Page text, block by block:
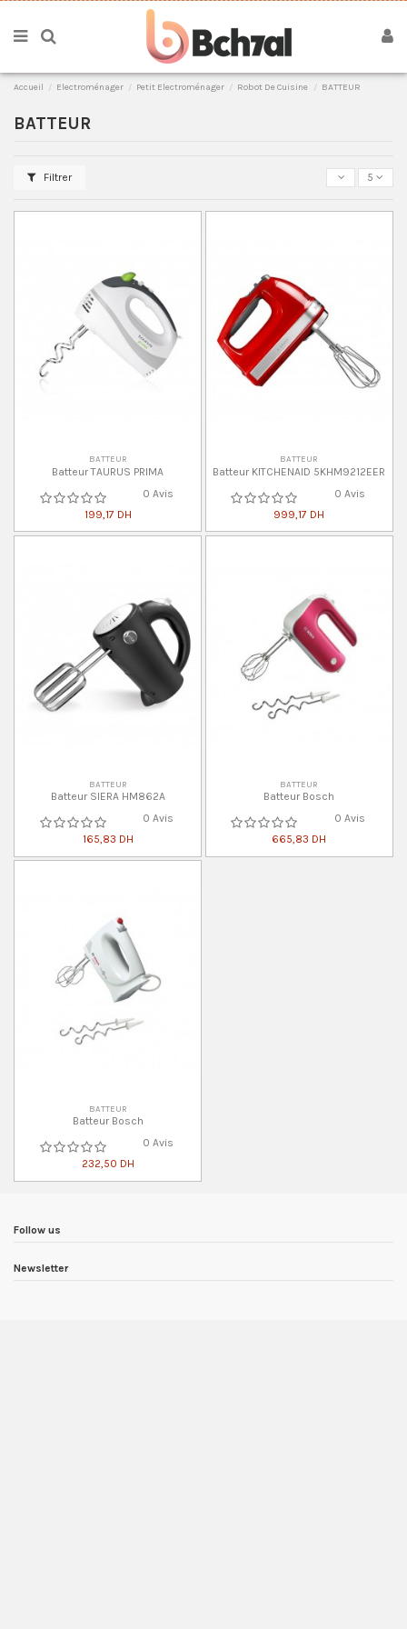
Accueil Electroménager Petit Electroménager Robot De Cuisine BATTEUR
BATTEUR
Filtrer 5
BATTEUR
Batteur TAURUS PRIMA
0 Avis
199,17 DH
BATTEUR
Batteur KITCHENAID 5KHM9212EER
0 Avis
999,17 DH
BATTEUR
Batteur SIERA HM862A
0 Avis
165,83 DH
BATTEUR
Batteur Bosch
0 Avis
665,83 DH
BATTEUR
Batteur Bosch
0 Avis
232,50 DH
Follow us
Newsletter